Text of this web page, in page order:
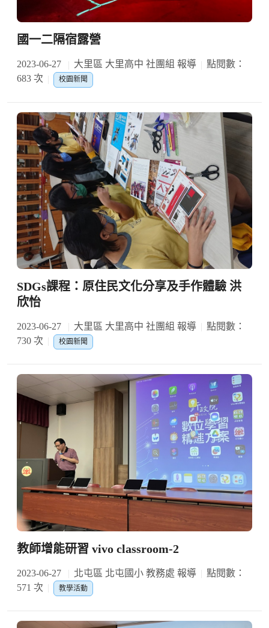
國一二隔宿露營
2023-06-27 大里區 大里高中 社團組 報導
點閱數：
683 次
校園新聞
SDGs課程：原住民文化分享及手作體驗 洪
欣怡
2023-06-27 大里區 大里高中 社團組 報導
點閱數：
730 次
校園新聞
教師增能研習 vivo classroom-2
2023-06-27 北屯區 北屯國小 教務處 報導
點閱數：
571 次
教學活動